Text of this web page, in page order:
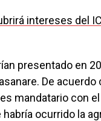
intereses del
presentado en
De
mandatario con
ocurrido la